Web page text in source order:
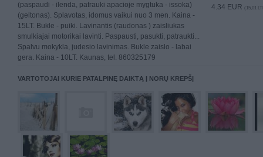
(paspaudi - ilenda, patrauki apacioje mygtuka - issoka)
(geltonas). Splavotas, idomus vaikui nuo 3 men. Kaina -
15LT. Bukle - puiki. Lavinantis (raudonas ) zaisliukas
smulkiajai motorikai lavinti. Paspausti, pasukti, patraukti...
Spalvu mokykla, judesio lavinimas. Bukle zaislo - labai
gera. Kaina - 10LT. Kaunas, tel. 860325179
4.34 EUR (15,01
VARTOTOJAI KURIE PATALPINĘ DAIKTĄ Į NORŲ KREPŠĮ